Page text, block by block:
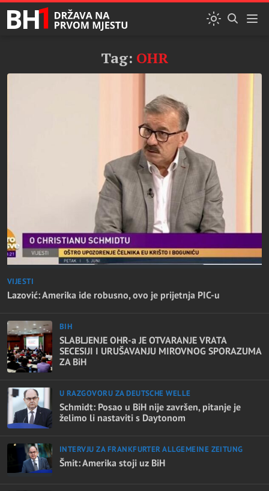
Tag: OHR
VIJESTI
Lazović: Amerika ide robusno, ovo je prijetnja PIC-u
BIH
SLABLJENJE OHR-a JE OTVARANJE VRATA
SECESIJI I URUŠAVANJU MIROVNOG SPORAZUMA
ZA BiH
U RAZGOVORU ZA DEUTSCHE WELLE
Schmidt: Posao u BiH nije završen, pitanje je
želimo li nastaviti s Daytonom
INTERVJU ZA FRANKFURTER ALLGEMEINE ZEITUNG
Šmit: Amerika stoji uz BiH